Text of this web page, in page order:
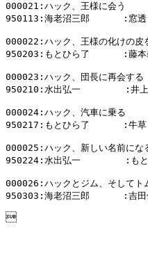
000021:ハック、王様に会う
950113:海老沼三郎      :
000022:ハック、王様の化けの皮
950203:もとひら了      :
000023:ハック、団長に再会する
950210:水出弘一        :井
000024:ハック、汽車に乗る
950217:もとひら了      :
000025:ハック、新しい名前にな
950224:水出弘一        :も
000026:ハックとジム、そしてト
